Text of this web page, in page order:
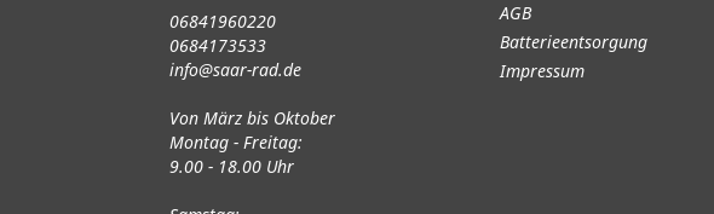
06841960220
0684173533
info@saar-rad.de
Von März bis Oktober
Montag - Freitag:
9.00 - 18.00 Uhr
AGB
Batterieentsorgung
Impressum